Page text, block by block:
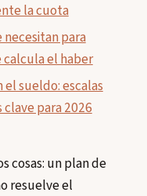
la cuota
necesitan para
calcula el haber
el sueldo: escalas
para 2026
cosas: un plan de
resuelve el